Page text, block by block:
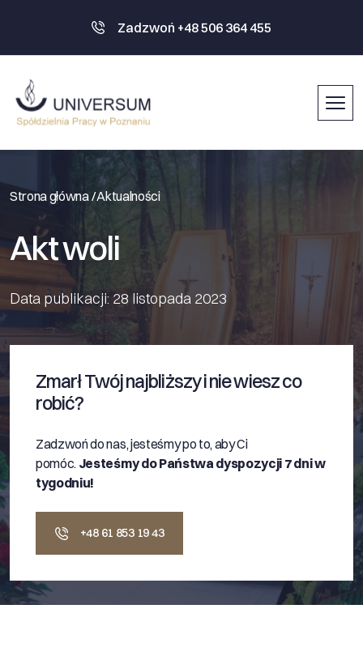
Zadzwoń +48 506 364 455
Strona główna /Aktualności
Akt woli
Data publikacji: 28 listopada 2023
Zmarł Twój najbliższy i nie wiesz co
robić?
Zadzwoń do nas, jesteśmy po to, aby Ci
pomóc. Jesteśmy do Państwa dyspozycji 7 dni w
tygodniu!
+48 61 853 19 43